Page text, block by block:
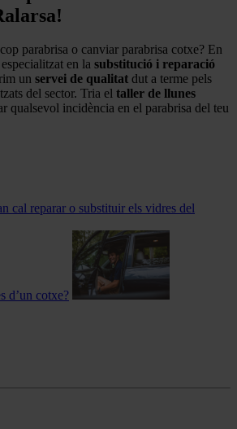
parabrisa o canviar parabrisa cotxe? En
en la substitució i reparació
un servei de qualitat dut a terme pels
del sector. Tria el taller de llunes
qualsevol incidència en el parabrisa del teu
cal reparar o substituir els vidres del
d’un cotxe?